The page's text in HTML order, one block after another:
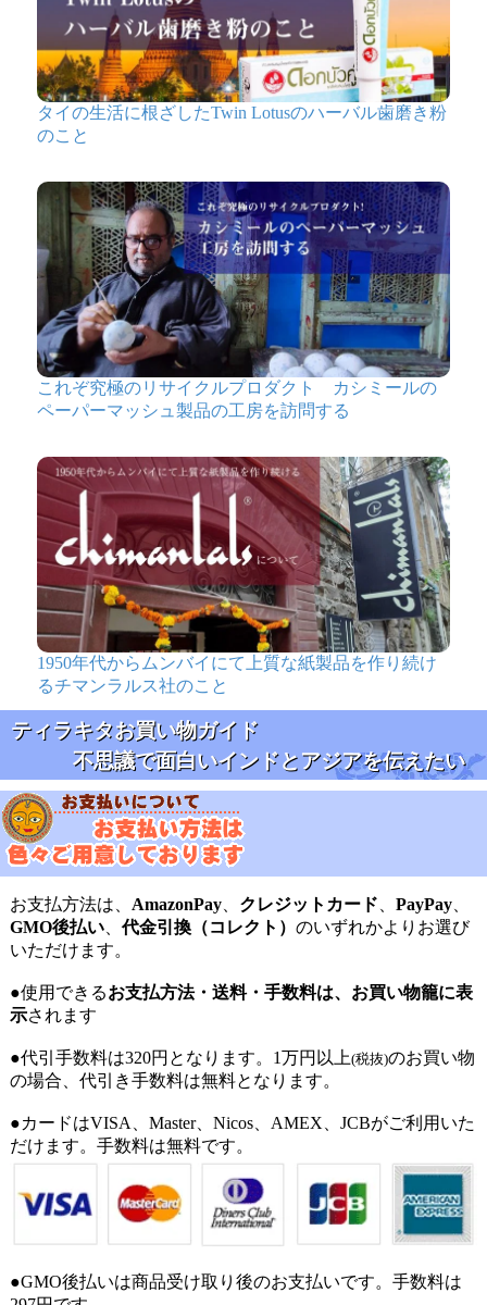
タイの生活に根ざしたTwin Lotusのハーバル歯磨き粉
のこと
これぞ究極のリサイクルプロダクト カシミールの
ペーパーマッシュ製品の工房を訪問する
1950年代からムンバイにて上質な紙製品を作り続け
るチマンラルス社のこと
ティラキタお買い物ガイド
不思議で面白いインドとアジアを伝えたい
お支払方法は、 AmazonPay、 クレジットカード PayPay、
GMO後払い、代金引換（コレクト） のいずれかよりお選び
いただけます。
●使用できるお支払方法・送料・手数料は、お買い物籠に表
示されます
●代引手数料は320円となります。1万円以上(税抜)のお買い物
の場合、代引き手数料は無料となります。
●カードはVISA、Master、Nicos、AMEX、JCBがご利用いた
だけます。手数料は無料です。
●GMO後払いは商品受け取り後のお支払いです。手数料は